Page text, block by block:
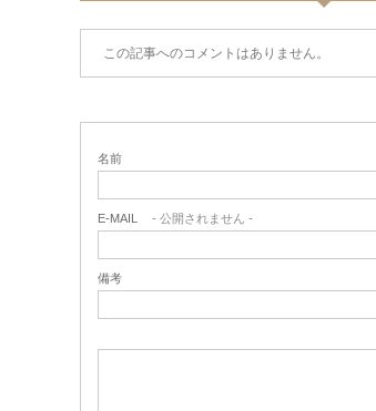
この記事へのコメントはありません。
名前
E-MAIL - 公開されません -
備考